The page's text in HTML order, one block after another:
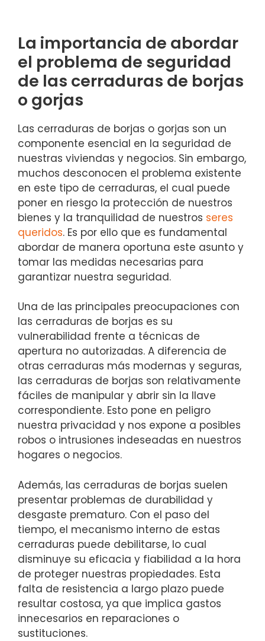
La importancia de abordar
‍el problema de seguridad
de las cerraduras de borjas
o gorjas
Las cerraduras de borjas o gorjas son un
componente esencial en la seguridad de
nuestras ​viviendas y negocios. Sin embargo,
muchos desconocen ⁢el problema existente
en este tipo ‍de ‌cerraduras, el cual puede
poner en ‍riesgo la protección de ​nuestros
bienes y la tranquilidad de nuestros seres
queridos. Es ⁤por ello que es fundamental
abordar ‍de manera oportuna este asunto y
‍tomar las medidas necesarias para
garantizar nuestra seguridad.
Una de‌ las principales preocupaciones con
las‌ cerraduras ‍de borjas⁣ es su
vulnerabilidad frente a técnicas‌ de
apertura⁢ no autorizadas. A diferencia‍ de
otras⁢ cerraduras más modernas y seguras,
las ​cerraduras ⁤de borjas son relativamente
fáciles de manipular y abrir sin ‍la ⁣llave
correspondiente. ⁢Esto pone en⁤ peligro
nuestra privacidad y ⁣nos expone a⁢ posibles
robos o intrusiones indeseadas ⁣en nuestros
hogares o negocios.
Además, las⁢ cerraduras de borjas suelen
presentar problemas de durabilidad y
desgaste prematuro. Con el paso del
tiempo, el mecanismo interno de estas
cerraduras puede debilitarse,⁢ lo cual
disminuye su eficacia y fiabilidad ​a la hora
de ‌proteger nuestras propiedades. Esta
falta ‍de resistencia a largo plazo puede
resultar costosa, ya que⁤ implica gastos
innecesarios en reparaciones o
sustituciones.